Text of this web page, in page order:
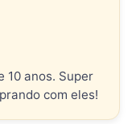
10 anos. Super
com eles!